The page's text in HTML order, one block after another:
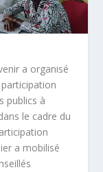
a organisé
publics à
le cadre du
a mobilisé